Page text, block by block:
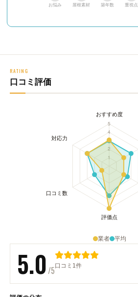
お悩み 屋根素材 築年数 重視点
RATING
口コミ評価
業者 平均
5.0/5口コミ1件